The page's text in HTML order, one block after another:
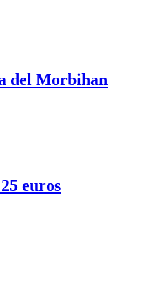
del Morbihan
euros